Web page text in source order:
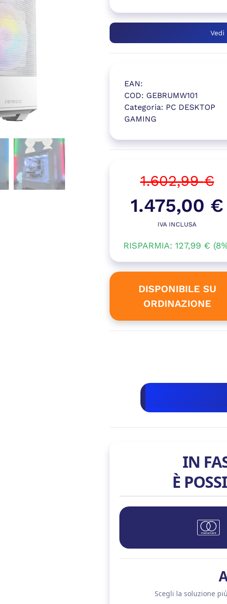
EAN:
COD: GEBRUMW101
Categoria: PC DESKTOP
GAMING
1.602,99€
Il
prezzo
1.475,00 €
Il
prezzo
attuale
è:
1.475,00
IVA INCLUSA
RISPARMIA: 127,99 €
DISPONIBILE SU
ORDINAZIONE
IN
È
Scegli la soluzione